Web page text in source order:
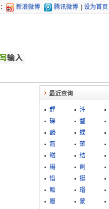
新浪微博 腾讯微博 设为首页
最近查询
趕 泩
碟
鍪
醠
蝶
菞
薙
輶
结
楊
剀
惂
挺
鲘
瑉
履
蒙